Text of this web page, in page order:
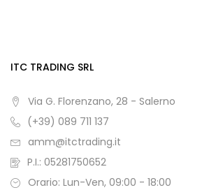
ITC TRADING SRL
Via G. Florenzano, 28 - Salerno
(+39) 089 711 137
amm@itctrading.it
P.I.: 05281750652
Orario: Lun-Ven, 09:00 - 18:00